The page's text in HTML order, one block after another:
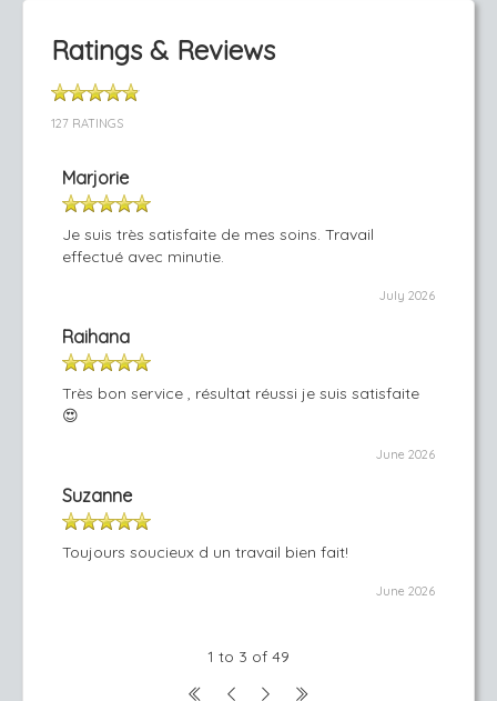
Ratings & Reviews
127 RATINGS
Marjorie
Je suis très satisfaite de mes soins. Travail
effectué avec minutie.
July 2026
Raihana
Très bon service , résultat réussi je suis satisfaite
😍
June 2026
Suzanne
Toujours soucieux d un travail bien fait!
June 2026
1 to 3 of 49